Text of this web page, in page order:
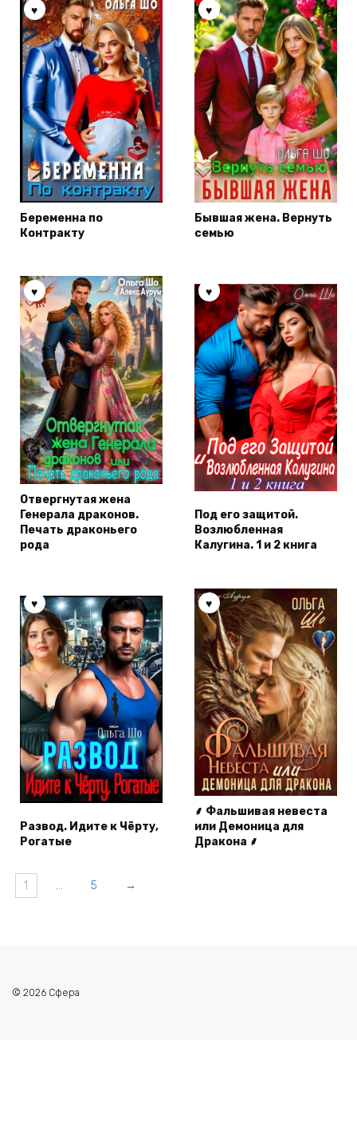
Беременна по
Контракту
Бывшая жена. Вернуть
семью
Отвергнутая жена
Генерала драконов.
Печать драконьего
рода
Под его защитой.
Возлюбленная
Калугина. 1 и 2 книга
Развод. Идите к Чёрту,
Рогатые
⸙ Фальшивая невеста
или Демоница для
Дракона ⸙
1 … 5 →
© 2026 Сфера